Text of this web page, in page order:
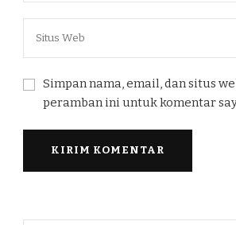
Simpan nama, email, dan situs
peramban ini untuk komentar